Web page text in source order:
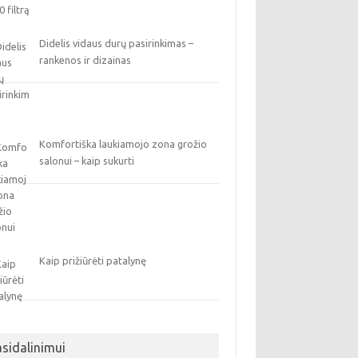
Didelis vidaus durų pasirinkimas –
rankenos ir dizainas
Komfortiška laukiamojo zona grožio
salonui – kaip sukurti
Kaip prižiūrėti patalynę